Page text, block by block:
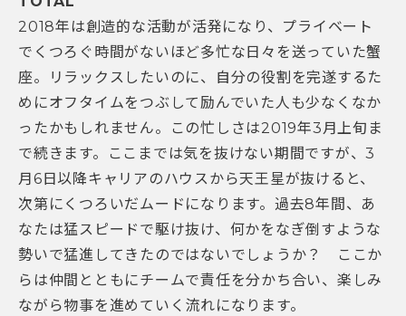
2018年は創造的な活動が活発になり、プライベート
でくつろぐ時間がないほど多忙な日々を送っていた蟹
座。リラックスしたいのに、自分の役割を完遂するた
めにオフタイムをつぶして励んでいた人も少なくなか
ったかもしれません。この忙しさは2019年3月上旬ま
で続きます。ここまでは気を抜けない期間ですが、3
月6日以降キャリアのハウスから天王星が抜けると、
次第にくつろいだムードになります。過去8年間、あ
なたは猛スピードで駆け抜け、何かをなぎ倒すような
勢いで猛進してきたのではないでしょうか？ ここか
らは仲間とともにチームで責任を分かち合い、楽しみ
ながら物事を進めていく流れになります。